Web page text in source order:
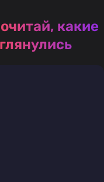
какие